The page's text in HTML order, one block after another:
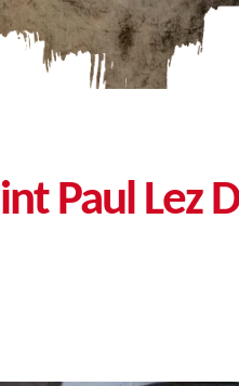
Paul Lez